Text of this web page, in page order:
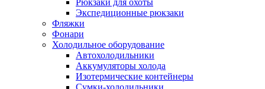
Рюкзаки для охоты
Экспедиционные рюкзаки
Фляжки
Фонари
Холодильное оборудование
Автохолодильники
Аккумуляторы холода
Изотермические контейнеры
Сумки-холодильники